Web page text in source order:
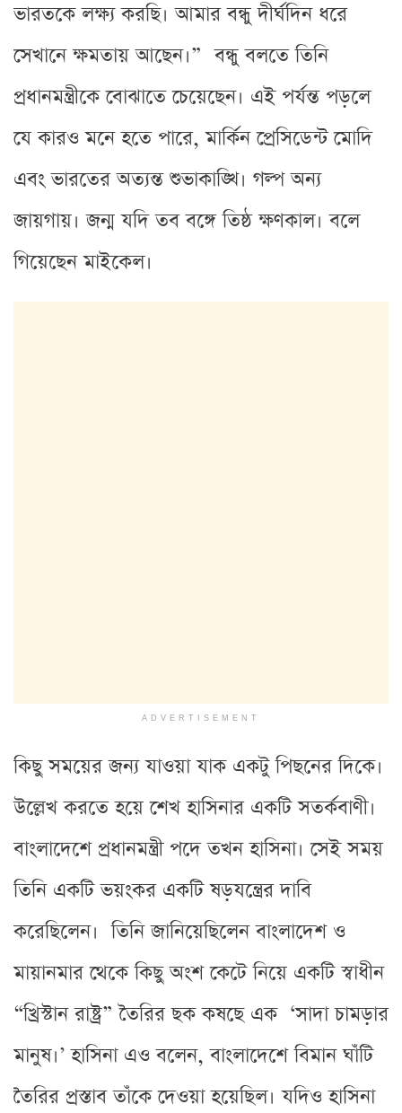
ভারতকে লক্ষ্য করছি। আমার বন্ধু দীর্ঘদিন ধরে
সেখানে ক্ষমতায় আছেন।” বন্ধু বলতে তিনি
প্রধানমন্ত্রীকে বোঝাতে চেয়েছেন। এই পর্যন্ত পড়লে
যে কারও মনে হতে পারে, মার্কিন প্রেসিডেন্ট মোদি
এবং ভারতের অত্যন্ত শুভাকাঙ্খি। গল্প অন্য
জায়গায়। জন্ম যদি তব বঙ্গে তিষ্ঠ ক্ষণকাল। বলে
গিয়েছেন মাইকেল।
ADVERTISEMENT
কিছু সময়ের জন্য যাওয়া যাক একটু পিছনের দিকে।
উল্লেখ করতে হয়ে শেখ হাসিনার একটি সতর্কবাণী।
বাংলাদেশে প্রধানমন্ত্রী পদে তখন হাসিনা। সেই সময়
তিনি একটি ভয়ংকর একটি ষড়যন্ত্রের দাবি
করেছিলেন। তিনি জানিয়েছিলেন বাংলাদেশ ও
মায়ানমার থেকে কিছু অংশ কেটে নিয়ে একটি স্বাধীন
“খ্রিস্টান রাষ্ট্র” তৈরির ছক কষছে এক ‘সাদা চামড়ার
মানুষ।’ হাসিনা এও বলেন, বাংলাদেশে বিমান ঘাঁটি
তৈরির প্রস্তাব তাঁকে দেওয়া হয়েছিল। যদিও হাসিনা